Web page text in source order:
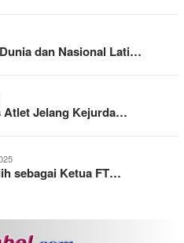
dan Nasional Lati…
Atlet Jelang Kejurda…
sebagai Ketua FT…